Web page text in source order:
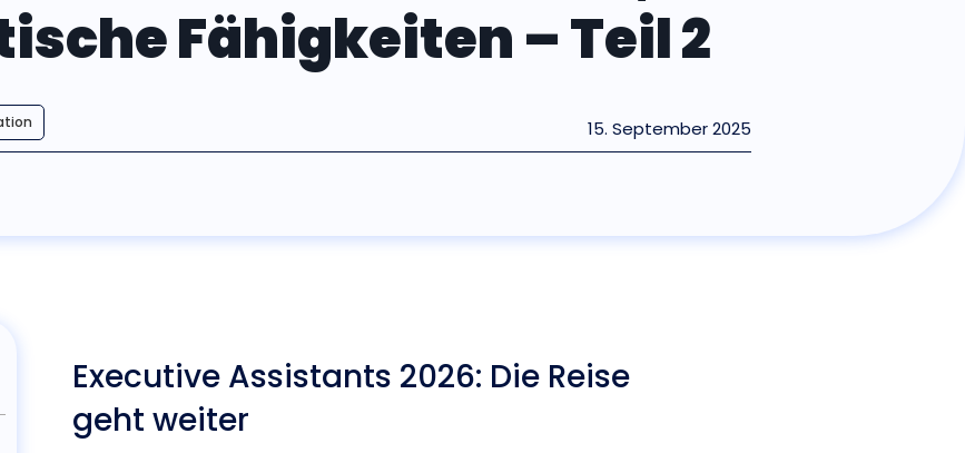
Fähigkeiten – Teil 2
15. September 2025
Executive Assistants 2026: Die Reise
geht weiter